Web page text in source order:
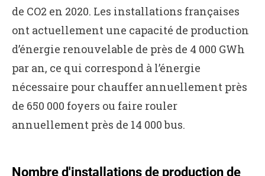
de CO2 en 2020. Les installations françaises
ont actuellement une capacité de production
d’énergie renouvelable de près de 4 000 GWh
par an, ce qui correspond à l’énergie
nécessaire pour chauffer annuellement près
de 650 000 foyers ou faire rouler
annuellement près de 14 000 bus.